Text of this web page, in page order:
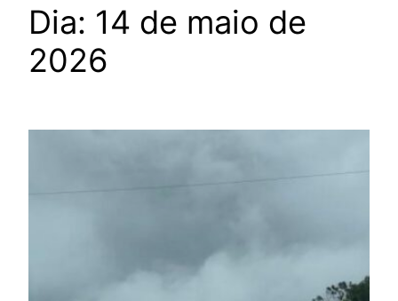
Dia: 14 de maio de
2026